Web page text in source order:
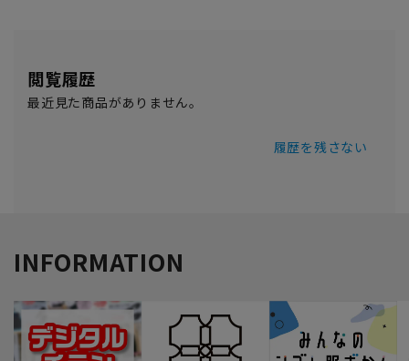
閲覧履歴
最近見た商品がありません。
履歴を残さない
INFORMATION